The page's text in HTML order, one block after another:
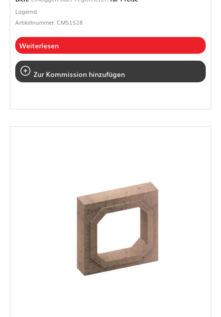
Lagernd
Artikelnummer: CMS1528
Weiterlesen
Zur Kommission hinzufügen